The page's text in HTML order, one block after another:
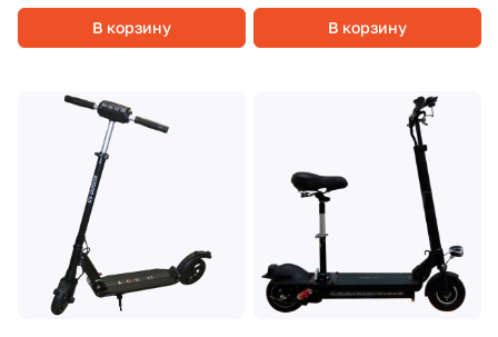
В корзину В корзину